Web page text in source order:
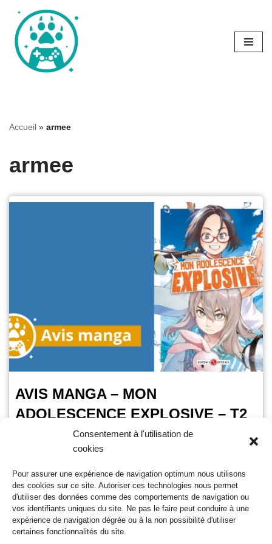
Consentement à l'utilisation de
cookies
Pour assurer une expérience de navigation optimum nous utilisons
des cookies sur ce site. Autoriser ces technologies nous permet
d'utiliser des données comme des comportements de navigation ou
vos identifiants uniques du site. Ne pas le faire peut conduire à une
expérience de navigation dégrée ou à la non possibilité d'utiliser
certaines fonctionnalités du site.
Aller
au
contenu
Accueil » armee
armee
AVIS MANGA – MON
ADOLESCENCE EXPLOSIVE – T2
31 mars 2026
Le 2 avril 2026, c’est le retour d’Haruko et ses amis aux
pouvoirs psychiques chez Doki Doki. Que vont-ils affronter
dans ce tome ? Retrouvez…Lire la suite »